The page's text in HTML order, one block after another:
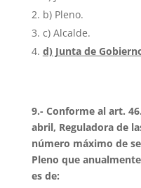
b) Pleno.
c) Alcalde.
d) Junta de
9.- Conforme al art.
abril, Reguladora de
número máximo de
Pleno que
es de: